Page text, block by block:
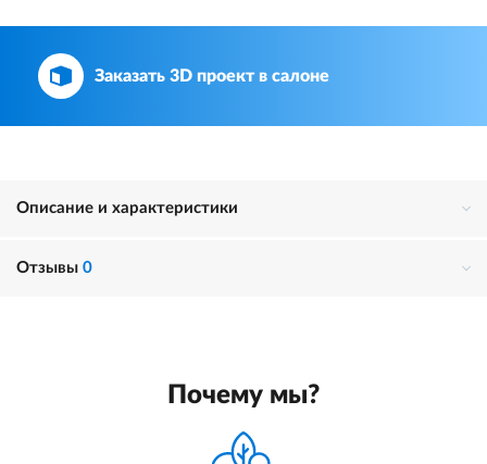
Заказать 3D проект в салоне
Описание и характеристики
Отзывы 0
Почему мы?